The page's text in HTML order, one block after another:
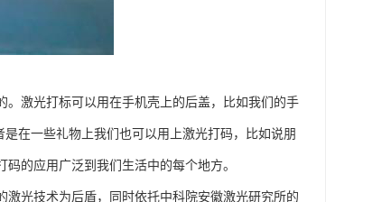
激光打标可以用在手机壳上的后盖，比如我们的手
在一些礼物上我们也可以用上激光打码，比如说朋
的应用广泛到我们生活中的每个地方。
光技术为后盾，同时依托中科院安徽激光研究所的